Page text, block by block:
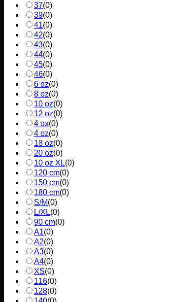
37(0)
39(0)
41(0)
42(0)
43(0)
44(0)
45(0)
46(0)
6 oz(0)
8 oz(0)
10 oz(0)
12 oz(0)
4 ox(0)
4 oz(0)
18 oz(0)
20 oz(0)
10 oz XL(0)
120 cm(0)
150 cm(0)
180 cm(0)
S/M(0)
L/XL(0)
90 cm(0)
A1(0)
A2(0)
A3(0)
A4(0)
XS(0)
116(0)
128(0)